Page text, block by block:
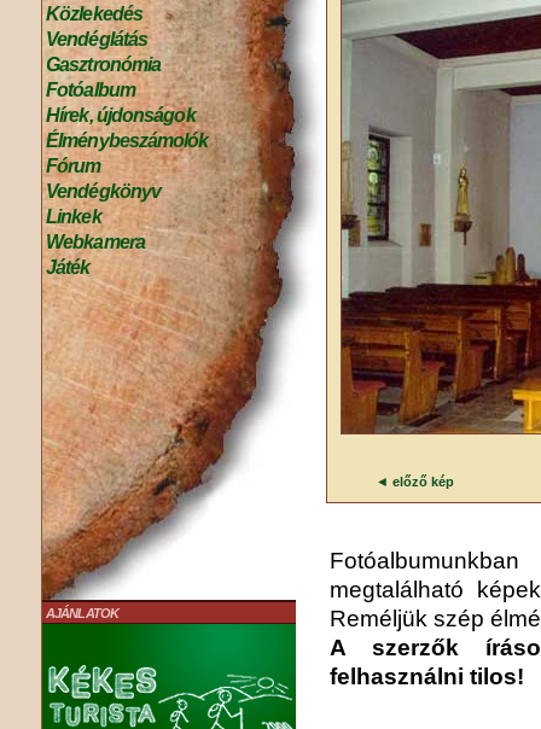
Közlekedés
Vendéglátás
Gasztronómia
Fotóalbum
Hírek, újdonságok
Élménybeszámolók
Fórum
Vendégkönyv
Linkek
Webkamera
Játék
AJÁNLATOK
◄ előző kép
megtalálható
Reméljük szép
A szerzők
felhasználni tilos!